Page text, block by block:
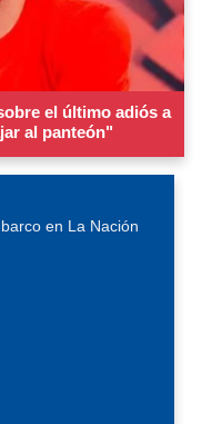
el último adiós a
al panteón"